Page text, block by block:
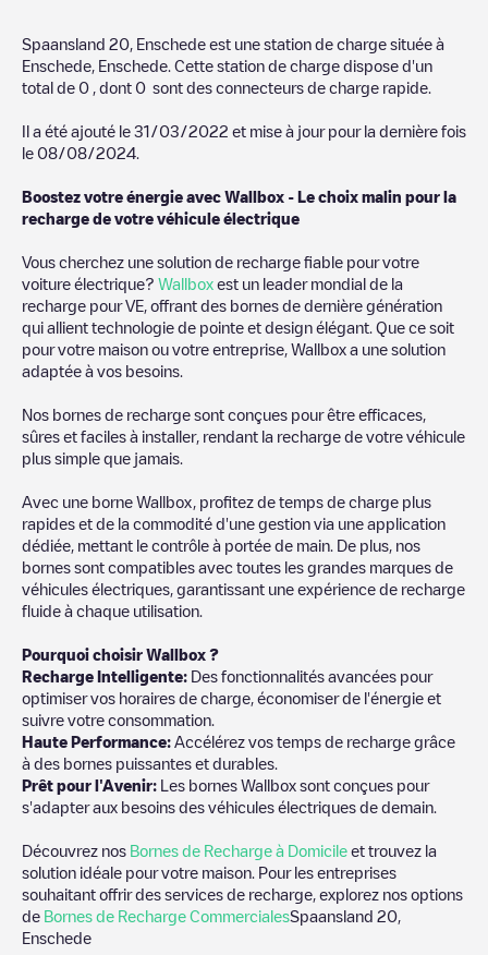
Spaansland 20, Enschede est une station de charge située à
Enschede Enschede . Cette station de charge dispose d'un
total de 0 , dont 0 sont des connecteurs de charge rapide.
Il a été ajouté le 31/03/2022 et mise à jour pour la dernière fois
le 08/08/2024
Boostez votre énergie avec Wallbox - Le choix malin pour la
recharge de votre véhicule électrique
Vous cherchez une solution de recharge fiable pour votre
voiture électrique? Wallbox est un leader mondial de la
recharge pour VE, offrant des bornes de dernière génération
qui allient technologie de pointe et design élégant. Que ce soit
pour votre maison ou votre entreprise, Wallbox a une solution
adaptée à vos besoins.
Nos bornes de recharge sont conçues pour être efficaces,
sûres et faciles à installer, rendant la recharge de votre véhicule
plus simple que jamais.
Avec une borne Wallbox, profitez de temps de charge plus
rapides et de la commodité d'une gestion via une application
dédiée, mettant le contrôle à portée de main. De plus, nos
bornes sont compatibles avec toutes les grandes marques de
véhicules électriques, garantissant une expérience de recharge
fluide à chaque utilisation.
Pourquoi choisir Wallbox ?
Recharge Intelligente: Des fonctionnalités avancées pour
optimiser vos horaires de charge, économiser de l'énergie et
suivre votre consommation.
Haute Performance: Accélérez vos temps de recharge grâce
à des bornes puissantes et durables.
Prêt pour l'Avenir: Les bornes Wallbox sont conçues pour
s'adapter aux besoins des véhicules électriques de demain.
Découvrez nos Bornes de Recharge à Domicile et trouvez la
solution idéale pour votre maison. Pour les entreprises
souhaitant offrir des services de recharge, explorez nos options
de Bornes de Recharge CommercialesSpaansland 20,
Enschede